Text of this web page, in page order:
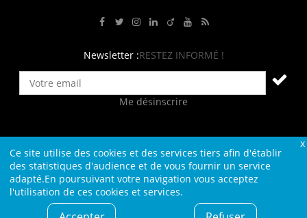
Ce site utilise des cookies et des services tiers afin d'établir
des statistiques d'audience et de vous fournir un service
adapté.En poursuivant votre navigation vous acceptez
l'utilisation de ces cookies et services.
Newsletter :RESTEZ INFORMÉ !
Me désinscrire
Contact Plan du site Qui sommes-nous ?
Liens
Charte L4M
Conditions Générales
Cookies et confidentialité
Informations légales